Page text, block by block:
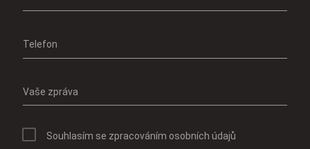
Telefon
Vaše zpráva
Souhlasím se zpracováním osobních údajů